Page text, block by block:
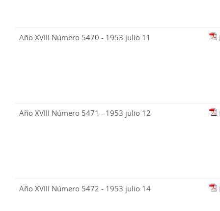
Año XVIII Número 5470 - 1953 julio 11
Año XVIII Número 5471 - 1953 julio 12
Año XVIII Número 5472 - 1953 julio 14